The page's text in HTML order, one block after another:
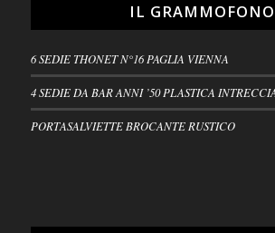
IL GRAMMOFONO
6 SEDIE THONET N°16 PAGLIA VIENNA
4 SEDIE DA BAR ANNI ’50 PLASTICA
PORTASALVIETTE BROCANTE RUSTICO